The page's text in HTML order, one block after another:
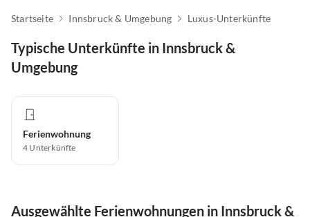
Startseite Innsbruck & Umgebung Luxus-Unterkünfte
Typische Unterkünfte in Innsbruck &
Umgebung
Ferienwohnung
4 Unterkünfte
Ausgewählte Ferienwohnungen in Innsbruck &